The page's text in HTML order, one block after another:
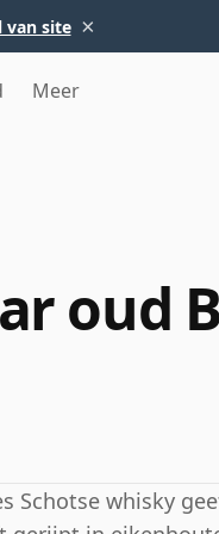
van site ×
Meer
oud
Schotse whisky